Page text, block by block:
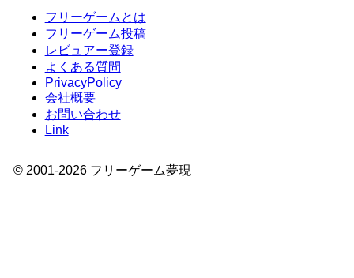
フリーゲームとは
フリーゲーム投稿
レビュアー登録
よくある質問
PrivacyPolicy
会社概要
お問い合わせ
Link
© 2001-2026フリーゲーム夢現